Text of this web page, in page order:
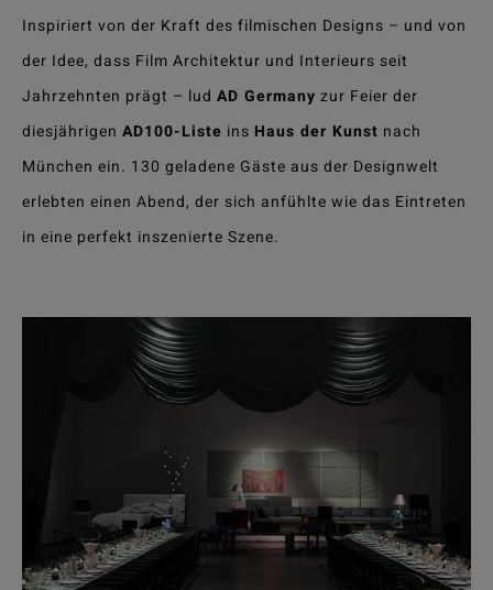
Inspiriert von der Kraft des filmischen Designs – und von
der Idee, dass Film Architektur und Interieurs seit
Jahrzehnten prägt – lud AD Germany zur Feier der
diesjährigen AD100-Liste ins Haus der Kunst nach
München ein. 130 geladene Gäste aus der Designwelt
erlebten einen Abend, der sich anfühlte wie das Eintreten
in eine perfekt inszenierte Szene.